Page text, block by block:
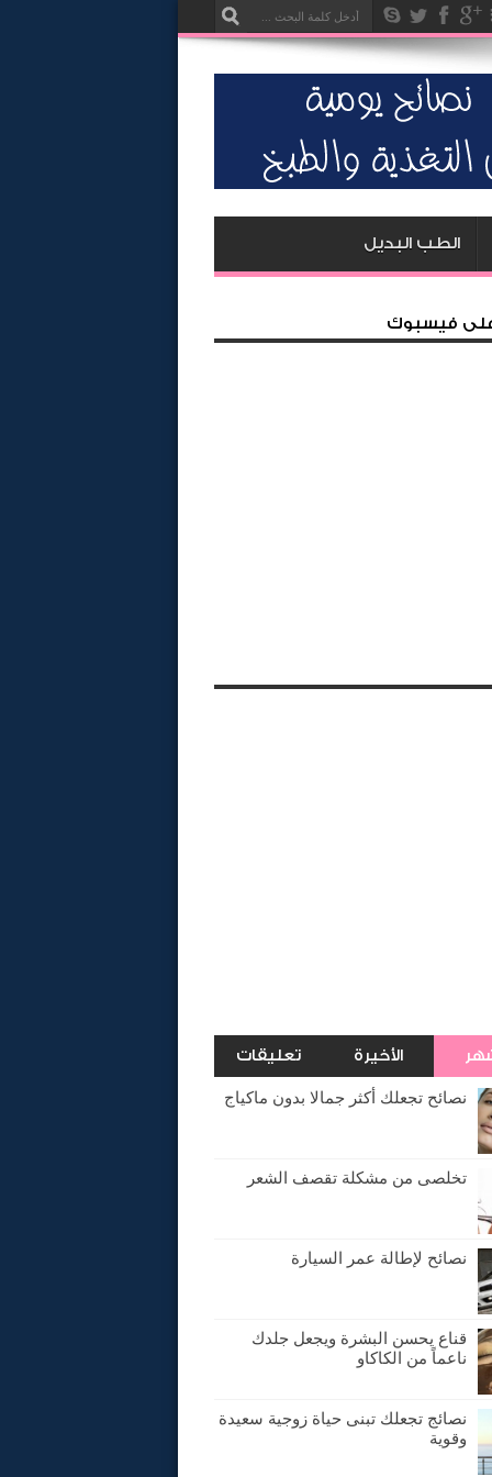
الطب البديل
على فيسبوك
الأخيرة تعليقات
نصائح تجعلك أكثر جمالا بدون ماكياج
تخلصى من مشكلة تقصف الشعر
نصائح لإطالة عمر السيارة
قناع يحسن البشرة ويجعل جلدك
ناعماً من الكاكاو
نصائج تجعلك تبنى حياة زوجية سعيدة
وقوية